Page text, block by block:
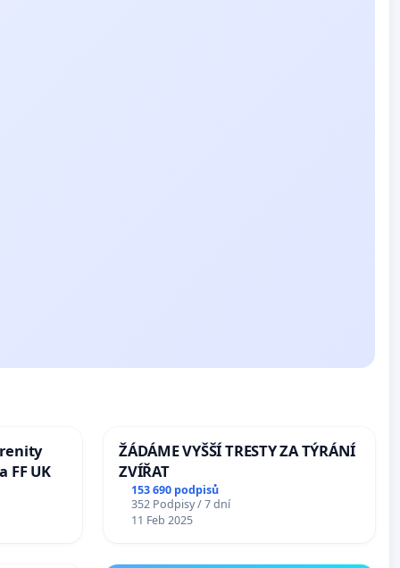
FF UK
ŽÁDÁME VYŠŠÍ TRESTY ZA TÝRÁNÍ
ZVÍŘAT
153 690 podpisů
352 Podpisy / 7 dní
11 Feb 2025